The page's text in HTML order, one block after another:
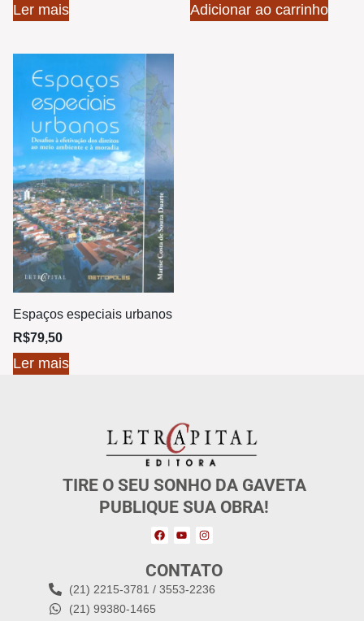
Ler mais Adicionar ao carrinho
Espaços especiais urbanos
R$79,50
Ler mais
TIRE O SEU SONHO DA GAVETA
PUBLIQUE SUA OBRA!
CONTATO
(21) 2215-3781 / 3553-2236
(21) 99380-1465